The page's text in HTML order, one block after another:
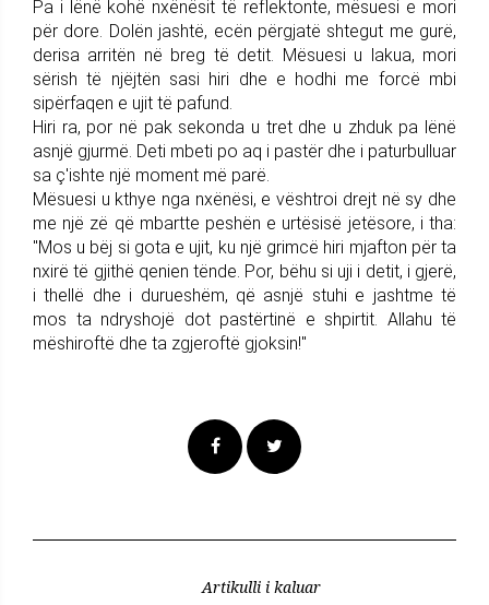
Pa i lënë kohë nxënësit të reflektonte, mësuesi e mori
për dore. Dolën jashtë, ecën përgjatë shtegut me gurë,
derisa arritën në breg të detit. Mësuesi u lakua, mori
sërish të njëjtën sasi hiri dhe e hodhi me forcë mbi
sipërfaqen e ujit të pafund.
Hiri ra, por në pak sekonda u tret dhe u zhduk pa lënë
asnjë gjurmë. Deti mbeti po aq i pastër dhe i paturbulluar
sa ç'ishte një moment më parë.
Mësuesi u kthye nga nxënësi, e vështroi drejt në sy dhe
me një zë që mbartte peshën e urtësisë jetësore, i tha:
"Mos u bëj si gota e ujit, ku një grimcë hiri mjafton për ta
nxirë të gjithë qenien tënde. Por, bëhu si uji i detit, i gjerë,
i thellë dhe i durueshëm, që asnjë stuhi e jashtme të
mos ta ndryshojë dot pastërtinë e shpirtit. Allahu të
mëshiroftë dhe ta zgjeroftë gjoksin!"
Artikulli i kaluar